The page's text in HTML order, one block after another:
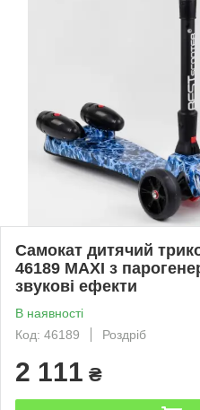
Самокат дитячий
46189 MAXI з
звукові ефекти
В наявності
Код: 46189
Роздріб
2 111 ₴